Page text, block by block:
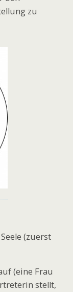
zu
(zuerst
(eine Frau
stellt,